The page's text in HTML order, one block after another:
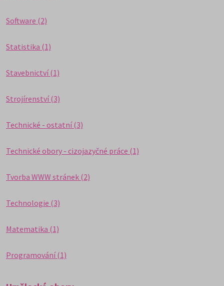
Software (2)
Statistika (1)
Stavebnictví (1)
Strojírenství (3)
Technické - ostatní (3)
Technické obory - cizojazyčné práce (1)
Tvorba WWW stránek (2)
Technologie (3)
Matematika (1)
Programování (1)